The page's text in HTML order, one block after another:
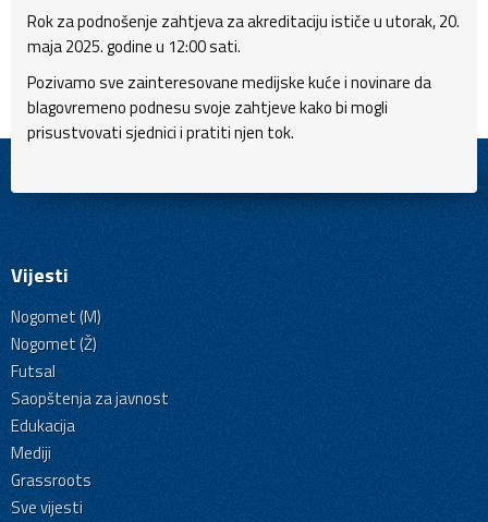
Rok za podnošenje zahtjeva za akreditaciju ističe u utorak, 20.
maja 2025. godine u 12:00 sati.
Pozivamo sve zainteresovane medijske kuće i novinare da
blagovremeno podnesu svoje zahtjeve kako bi mogli
prisustvovati sjednici i pratiti njen tok.
Vijesti
Nogomet (M)
Nogomet (Ž)
Futsal
Saopštenja za javnost
Edukacija
Mediji
Grassroots
Sve vijesti